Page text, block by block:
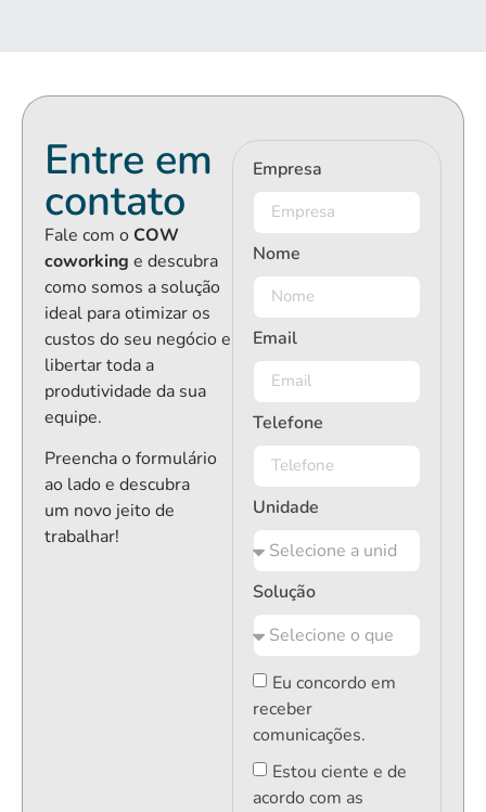
Entre em
contato
Fale com o COW
coworking e descubra
como somos a solução
ideal para otimizar os
custos do seu negócio e
libertar toda a
produtividade da sua
equipe.
Preencha o formulário
ao lado e descubra
um novo jeito de
trabalhar!
Empresa
Nome
Email
Telefone
Unidade
Solução
Eu concordo em
receber
comunicações.
Estou ciente e de
acordo com as